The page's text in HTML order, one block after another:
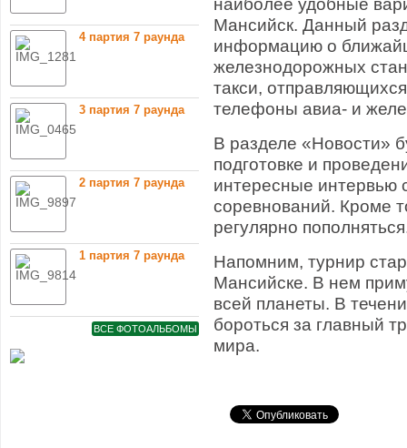
наиболее удобные
Мансийск. Данный
информацию о
железнодорожных
такси,
телефоны авиа- и
В разделе «Новости»
подготовке и
интересные интервью
соревнований. Кроме
регулярно
Напомним, турнир
Мансийске. В нем
всей планеты. В
бороться за главный
мира.
4 партия 7 раунда
3 партия 7 раунда
2 партия 7 раунда
1 партия 7 раунда
ВСЕ ФОТОАЛЬБОМЫ